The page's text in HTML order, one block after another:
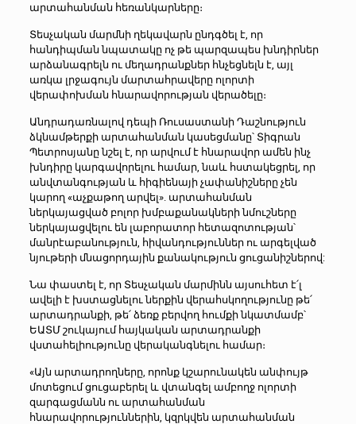
արտահանման հեռանկարները։
Տեսչական մարմնի ղեկավարն ընդգծել է, որ
հանդիպման նպատակը ոչ թե պարզապես խնդիրներ
արձանագրելն ու մեղադրանքներ հնչեցնելն է, այլ
առկա լրջագույն մարտահրավերը ոլորտի
վերափոխման հնարավորության վերածելը։
Անդրադառնալով դեպի Ռուսաստանի Դաշնություն
ձկնամթերքի արտահանման կասեցմանը՝ Տիգրան
Պետրոսյանը նշել է, որ արվում է հնարավոր ամեն ինչ
խնդիրը կարգավորելու համար, նաև հստակեցրել, որ
անվտանգության և հիգիենայի չափանիշները չեն
կարող «աչքաթող արվել». արտահանման
ներկայացված բոլոր խմբաքանակների նմուշները
ներկայացվելու են լաբորատոր հետազոտության՝
մանրէաբանություն, հիվանդություններ ու արգելված
նյութերի մնացորդային քանակություն ցուցանիշներով:
Նա փաստել է, որ Տեսչական մարմինն այսուհետ է՛լ
ավելի է խստացնելու ներքին վերահսկողությունը թե՛
արտադրանքի, թե՛ ձեռք բերվող հումքի նկատմամբ՝
ԵԱՏՄ շուկայում հայկական արտադրանքի
վստահելիությունը վերականգնելու համար։
«Այն արտադրողները, որոնք կշարունակեն անփույթ
մոտեցում ցուցաբերել և վտանգել ամբողջ ոլորտի
զարգացմանն ու արտահանման
հնարավորություններին, կզրկվեն արտահանման